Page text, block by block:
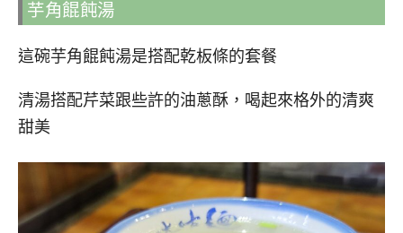
芋角餛飩湯
這碗芋角餛飩湯是搭配乾板條的套餐
清湯搭配芹菜跟些許的油蔥酥，喝起來格外的清爽
甜美